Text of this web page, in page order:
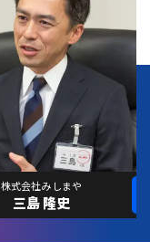
株式会社みしまや
三島 隆史